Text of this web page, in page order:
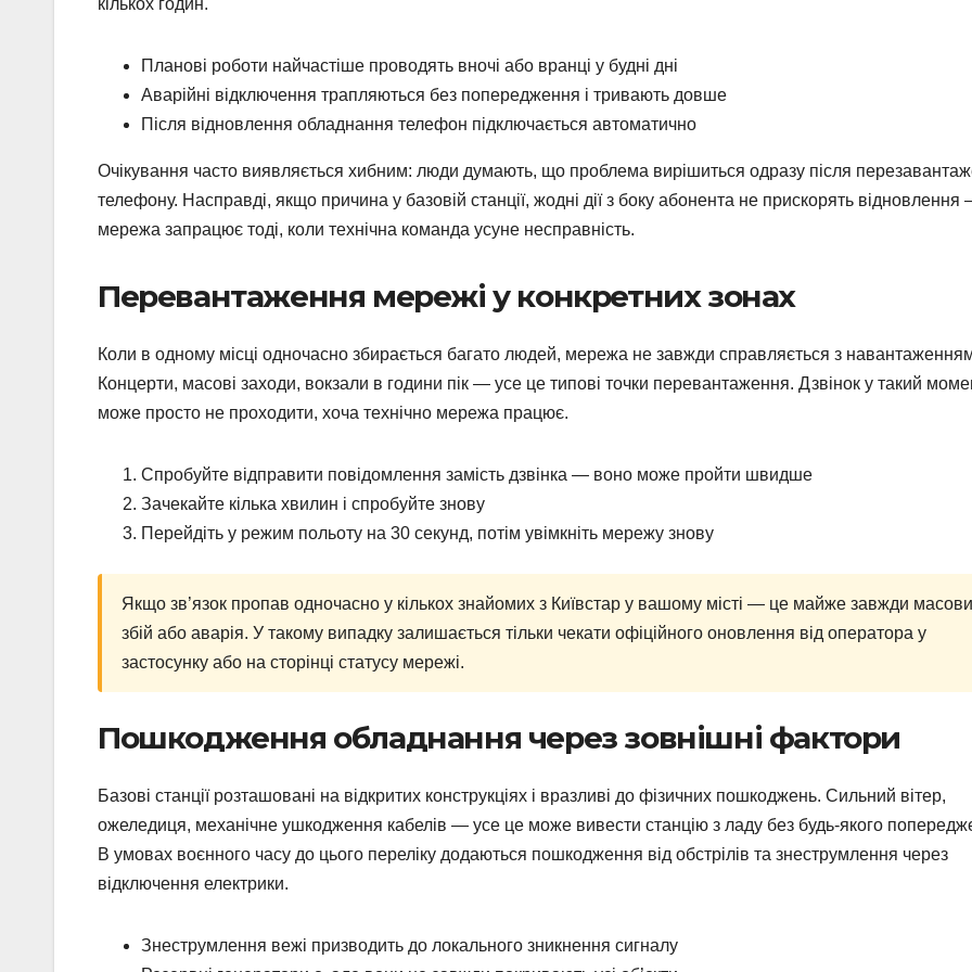
Планові роботи найчастіше проводять вночі або вранці у будні дні
Аварійні відключення трапляються без попередження і тривають довше
Після відновлення обладнання телефон підключається автоматично
Очікування часто виявляється хибним: люди думають, що проблема вирішиться одразу після
телефону. Насправді, якщо причина у базовій станції, жодні дії з боку абонента не прискорять відновлення
мережа запрацює тоді, коли технічна команда усуне несправність.
Перевантаження мережі у конкретних зонах
Коли в одному місці одночасно збирається багато людей, мережа не завжди справляється з
Концерти, масові заходи, вокзали в години пік — усе це типові точки перевантаження. Дзвінок у такий
може просто не проходити, хоча технічно мережа працює.
Спробуйте відправити повідомлення замість дзвінка — воно може пройти швидше
Зачекайте кілька хвилин і спробуйте знову
Перейдіть у режим польоту на 30 секунд, потім увімкніть мережу знову
Якщо зв’язок пропав одночасно у кількох знайомих з Київстар у вашому місті — це майже завжди
збій або аварія. У такому випадку залишається тільки чекати офіційного оновлення від оператора у
застосунку або на сторінці статусу мережі.
Пошкодження обладнання через зовнішні фактори
Базові станції розташовані на відкритих конструкціях і вразливі до фізичних пошкоджень. Сильний вітер,
ожеледиця, механічне ушкодження кабелів — усе це може вивести станцію з ладу без будь-якого
В умовах воєнного часу до цього переліку додаються пошкодження від обстрілів та знеструмлення через
відключення електрики.
Знеструмлення вежі призводить до локального зникнення сигналу